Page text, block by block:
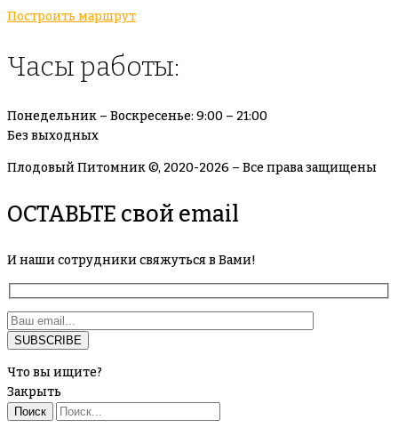
Построить маршрут
Часы работы:
Понедельник – Воскресенье: 9:00 – 21:00
Без выходных
Плодовый Питомник ©, 2020-2026 – Все права защищены
ОСТАВЬТЕ свой email
И наши сотрудники свяжуться в Вами!
Что вы ищите?
Закрыть
Поиск